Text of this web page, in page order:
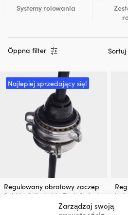
Zarządzaj swoją
Systemy rolowania
Öppna filter
Najlepiej sprzedający się!
Regulowany obrotowy zaczep
Seldén Adjustable Tack Swivel,